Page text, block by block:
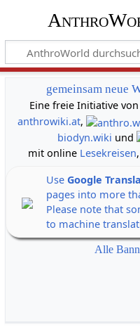
gemeinsam neue
Eine freie Initiative
anthrowiki.at,
biodyn.wiki und
mit online Lesekreisen,
Use Google
pages into more
Please note that
to machine
Alle